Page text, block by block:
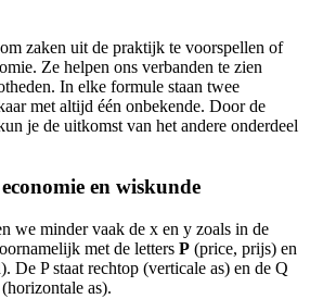
zaken uit de praktijk te voorspellen of
Ze helpen ons verbanden te zien
In elke formule staan twee
met altijd één onbekende. Door de
je de uitkomst van het andere onderdeel
en wiskunde
we minder vaak de x en y zoals in de
met de letters P (price, prijs) en
De P staat rechtop (verticale as) en de Q
as).